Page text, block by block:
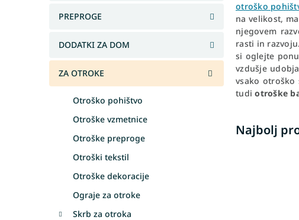
PREPROGE
DODATKI ZA DOM
ZA OTROKE
Otroško pohištvo
Otroške vzmetnice
Otroške preproge
Otroški tekstil
Otroške dekoracije
Ograje za otroke
Skrb za otroka
otroško
na velikost,
njegovem
rasti in
si oglejte
vzdušje
vsako otroško
tudiotroške
Najbolj